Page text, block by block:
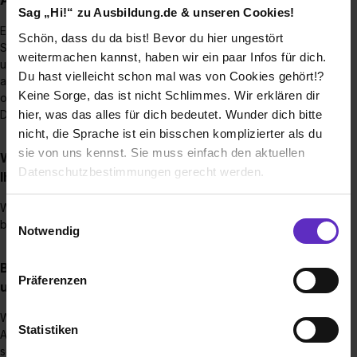
Sag „Hi!“ zu Ausbildung.de & unseren Cookies!
Schön, dass du da bist! Bevor du hier ungestört
weitermachen kannst, haben wir ein paar Infos für dich.
Du hast vielleicht schon mal was von Cookies gehört!?
Keine Sorge, das ist nicht Schlimmes. Wir erklären dir
hier, was das alles für dich bedeutet. Wunder dich bitte
nicht, die Sprache ist ein bisschen komplizierter als du
sie von uns kennst. Sie muss einfach den aktuellen
Datenschutzbestimmungen gerecht werden.
Benutzung der Webseite getroffenen Einstellungen zu
Webseite zu analysieren („Statistiken“), um
Informationen zu deiner Verwendung unserer Website an
Notwendig
Präferenzen
Statistiken
Es wäre großartig, wenn wir ungefähr sechs Monate vor dem
Start der Ausbildung den Ausbildungsvertrag gemeinsam
unterzeichnen könnten. In manchen Fällen kann dies jedoch
auch kurzfristiger geschehen, besonders wenn wir noch
offene Ausbildungsplätze haben. Wir freuen uns darauf, mit
Dir zusammenzuarbeiten!
Wie viele Ausbildungsstellen werden jährlich bei
Ihnen ausgeschrieben?
Wir freuen uns darauf, jedes Jahr einen Auszubildenden für
beide Berufe bei uns willkommen zu heißen.
Brauche ich einen bestimmten Schulabschluss,
um eine Ausbildung bei Ihnen zu machen?
Wir schätzen Absolvent*innen der mittleren Reife oder des
Abiturs, aber auch talentierte Hauptschülerinnen und -
schüler sind bei uns herzlich willkommen. Denn noch